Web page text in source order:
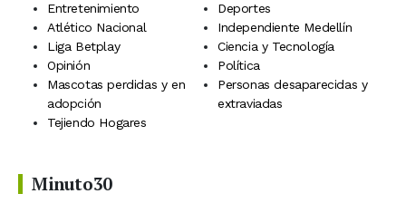
Entretenimiento
Deportes
Atlético Nacional
Independiente Medellín
Liga Betplay
Ciencia y Tecnología
Opinión
Política
Mascotas perdidas y en
adopción
Personas desaparecidas y
extraviadas
Tejiendo Hogares
Minuto30